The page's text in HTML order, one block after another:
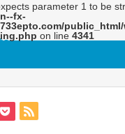
parameter 1 to be
fx-
on line 4341
2